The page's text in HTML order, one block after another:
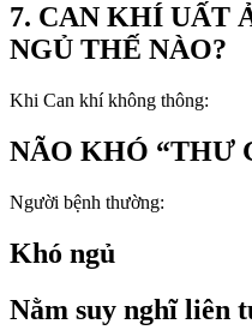
7. CAN KHÍ UẤT
NGỦ THẾ NÀO?
Khi Can khí không thông:
NÃO KHÓ “THƯ
Người bệnh thường:
Khó ngủ
Nằm suy nghĩ liên